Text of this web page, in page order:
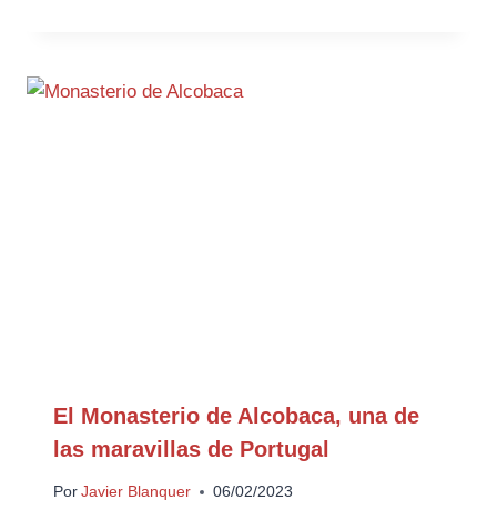
El Monasterio de Alcobaca, una de
las maravillas de Portugal
Por Javier Blanquer 06/02/2023